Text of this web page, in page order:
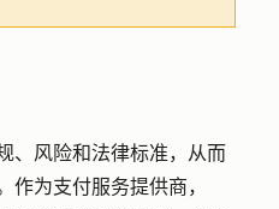
、风险和法律标准，从而
作为支付服务提供商，